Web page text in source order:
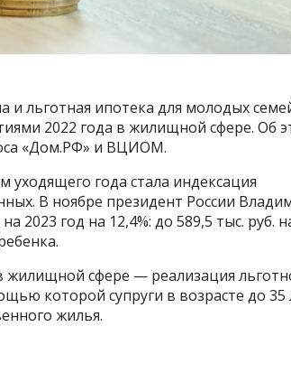
и льготная ипотека для молодых
2022 года в жилищной сфере. Об
«Дом.РФ» и ВЦИОМ.
года стала индексация
В ноябре президент России
2023 год на 12,4%: до 589,5 тыс. руб.
жилищной сфере — реализация
которой супруги в возрасте до 35
жилья.